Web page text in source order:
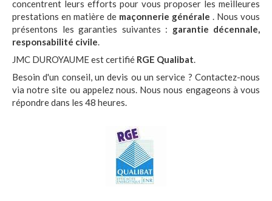
concentrent leurs efforts pour vous proposer les meilleures
prestations en matière de maçonnerie générale . Nous vous
présentons les garanties suivantes : garantie décennale,
responsabilité civile.
JMC DUROYAUME est certifié RGE Qualibat.
Besoin d'un conseil, un devis ou un service ? Contactez-nous
via notre site ou appelez nous. Nous nous engageons à vous
répondre dans les 48 heures.